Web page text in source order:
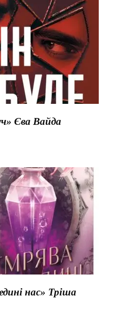
Єва Вайда
нас» Тріша